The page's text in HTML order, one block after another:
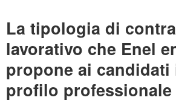
La tipologia di
lavorativo che Enel
propone ai candidati
profilo professionale